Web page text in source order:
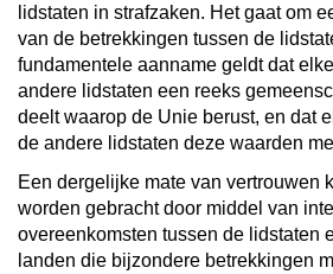
lidstaten in strafzaken. Het gaat om
van de betrekkingen tussen de
fundamentele aanname geldt dat
andere lidstaten een reeks
deelt waarop de Unie berust, en dat
de andere lidstaten deze waarden
Een dergelijke mate van vertrouwen
worden gebracht door middel van
overeenkomsten tussen de lidstaten
landen die bijzondere betrekkingen